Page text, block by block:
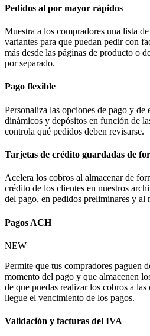
Pedidos al por mayor rápidos
Muestra a los compradores una lista
variantes para que puedan pedir con
más desde las páginas de producto o
por separado.
Pago flexible
Personaliza las opciones de pago y de
dinámicos y depósitos en función de
controla qué pedidos deben revisarse.
Tarjetas de crédito guardadas de
Acelera los cobros al almacenar de
crédito de los clientes en nuestros
del pago, en pedidos preliminares y al
Pagos ACH
NEW
Permite que tus compradores paguen
momento del pago y que almacenen
de que puedas realizar los cobros a las
llegue el vencimiento de los pagos.
Validación y facturas del IVA